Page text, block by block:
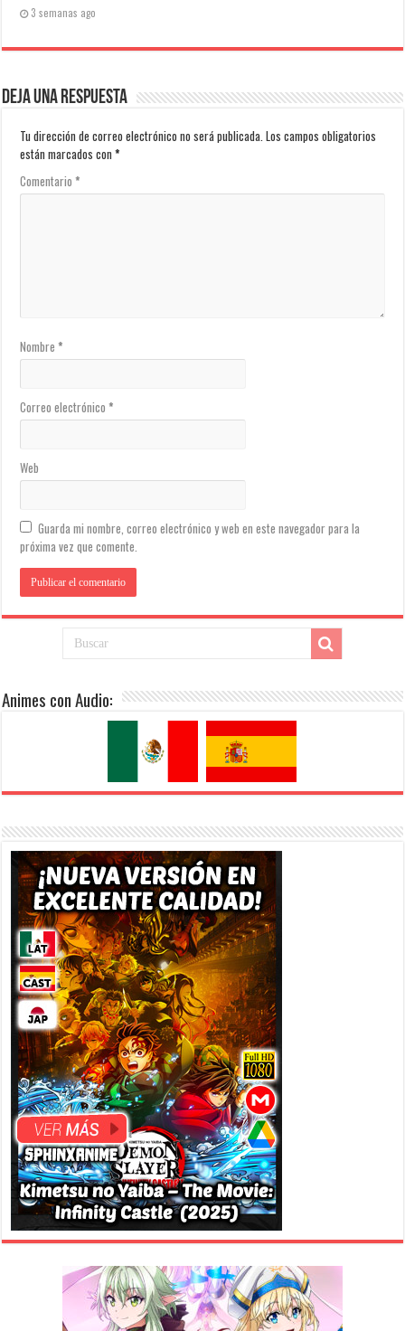
3 semanas ago
Deja una respuesta
Tu dirección de correo electrónico no será publicada. Los campos obligatorios
están marcados con*
Comentario*
Nombre*
Correo electrónico*
Web
Guarda mi nombre, correo electrónico y web en este navegador para la
próxima vez que comente.
Animes con Audio: